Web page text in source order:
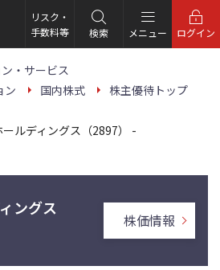
リスク・
手数料等
検索 メニュー ログイン
・サービス
ン
国内株式
株主優待トップ
ルディングス（2897） -
ングス
株価情報